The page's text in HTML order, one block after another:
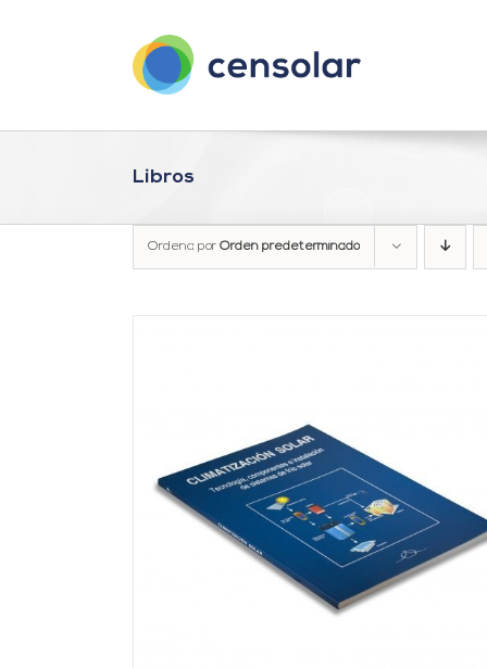
Libros
Ordena por Orden predeterminado
AÑADIR AL CARRITO / DETALLES